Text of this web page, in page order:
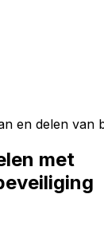
en delen van
met